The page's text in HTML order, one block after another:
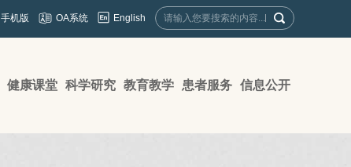
手机版 OA系统 English
健康课堂 科学研究 教育教学 患者服务 信息公开